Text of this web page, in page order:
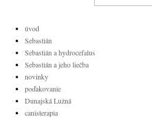
úvod
Sebastián
Sebastián a hydrocefalus
Sebastián a jeho liečba
novinky
poďakovanie
Dunajská Lužná
canisterapia